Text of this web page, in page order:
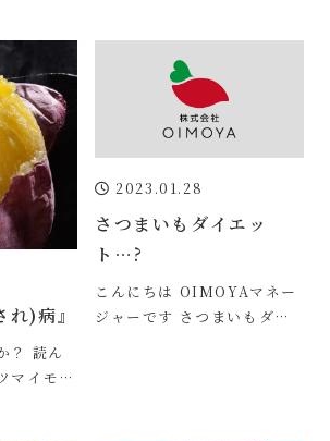
れ)病』
？ 読ん
マイモが
2023.01.28
さつまいもダイエッ
ト…?
こんにちは OIMOYAマネー
ジャーです さつまいもダイ